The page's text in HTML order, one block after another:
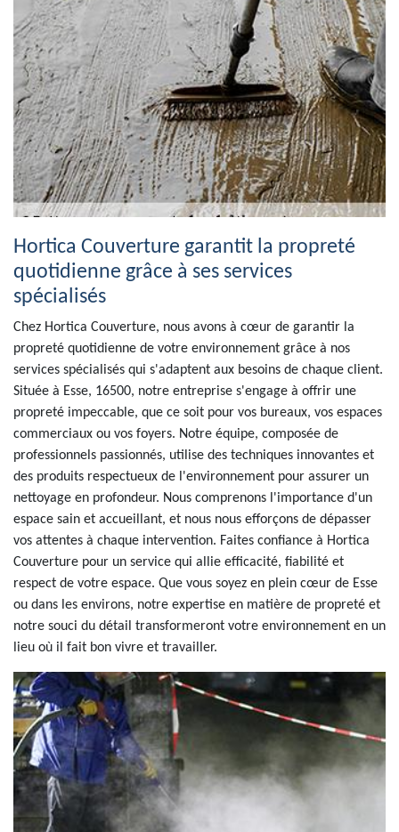
Hortica Couverture garantit la propreté
quotidienne grâce à ses services
spécialisés
Chez Hortica Couverture, nous avons à cœur de garantir la
propreté quotidienne de votre environnement grâce à nos
services spécialisés qui s'adaptent aux besoins de chaque client.
Située à Esse, 16500, notre entreprise s'engage à offrir une
propreté impeccable, que ce soit pour vos bureaux, vos espaces
commerciaux ou vos foyers. Notre équipe, composée de
professionnels passionnés, utilise des techniques innovantes et
des produits respectueux de l'environnement pour assurer un
nettoyage en profondeur. Nous comprenons l'importance d'un
espace sain et accueillant, et nous nous efforçons de dépasser
vos attentes à chaque intervention. Faites confiance à Hortica
Couverture pour un service qui allie efficacité, fiabilité et
respect de votre espace. Que vous soyez en plein cœur de Esse
ou dans les environs, notre expertise en matière de propreté et
notre souci du détail transformeront votre environnement en un
lieu où il fait bon vivre et travailler.